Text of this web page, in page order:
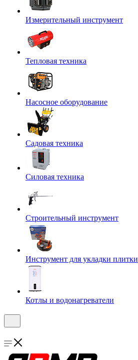
Измерительный инструмент
Тепловая техника
Насосное оборудование
Садовая техника
Силовая техника
Строительный инструмент
Инструмент для укладки плитки
Котлы и водонагреватели